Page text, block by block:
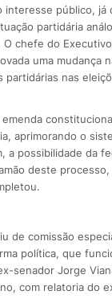
interesse público, já
partidária
O chefe do
uma mudança
partidárias nas
aprimorando o
a possibilidade da
deste
de comissão
política, que
senador Jorge
com relatoria do